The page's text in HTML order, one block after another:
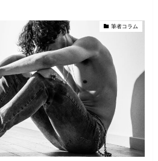
筆者コラム